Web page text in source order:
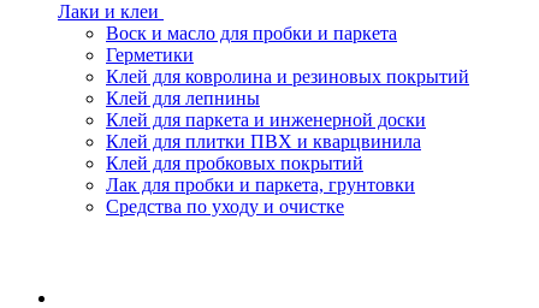
Лаки и клеи
Воск и масло для пробки и паркета
Герметики
Клей для ковролина и резиновых покрытий
Клей для лепнины
Клей для паркета и инженерной доски
Клей для плитки ПВХ и кварцвинила
Клей для пробковых покрытий
Лак для пробки и паркета, грунтовки
Средства по уходу и очистке